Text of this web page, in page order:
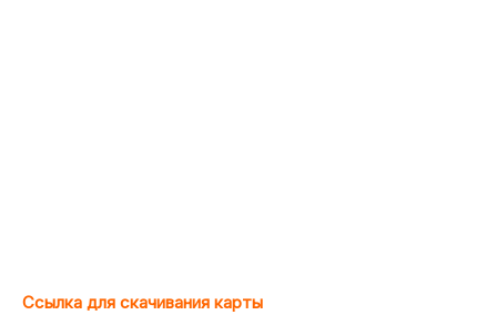
Ссылка для скачивания карты